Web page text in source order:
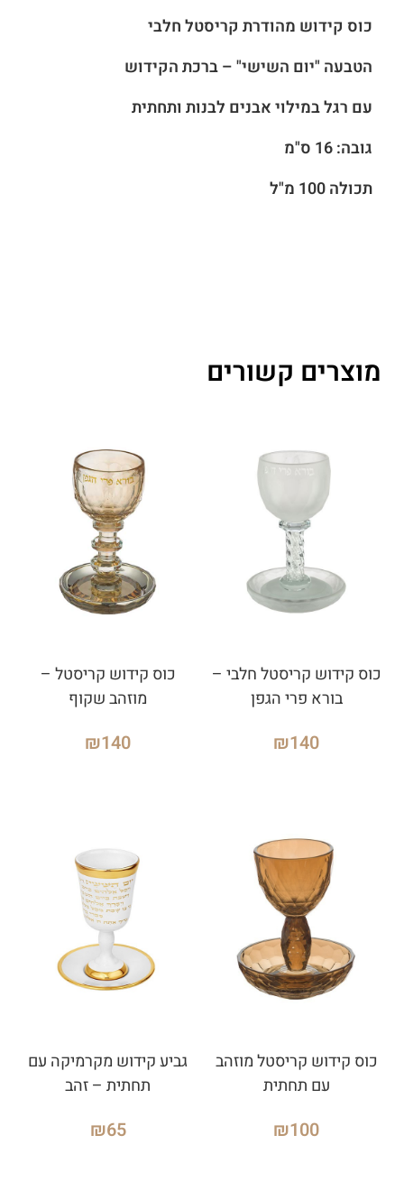
כוס קידוש מהודרת קריסטל חלבי
הטבעה "יום השישי" – ברכת הקידוש
עם רגל במילוי אבנים לבנות ותחתית
גובה: 16 ס"מ
תכולה 100 מ"ל
מוצרים קשורים
כוס קידוש קריסטל חלבי –
בורא פרי הגפן
₪140
כוס קידוש קריסטל –
מוזהב שקוף
₪140
כוס קידוש קריסטל מוזהב
עם תחתית
₪100
גביע קידוש מקרמיקה עם
תחתית – זהב
₪65